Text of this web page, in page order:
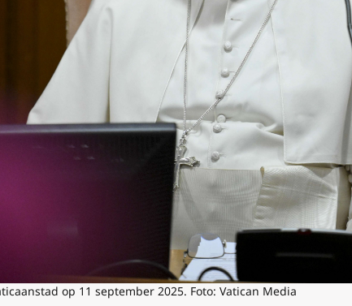
op 11 september 2025. Foto: Vatican Media